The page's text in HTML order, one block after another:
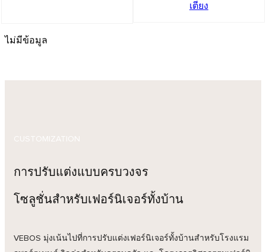
เตียง
ไม่มีข้อมูล
CUSTOMIZATION
การปรับแต่งแบบครบวงจร
โซลูชั่นสำหรับเฟอร์นิเจอร์ทั้งบ้าน
VEBOS มุ่งเน้นไปที่การปรับแต่งเฟอร์นิเจอร์ทั้งบ้านสำหรับโรงแรม